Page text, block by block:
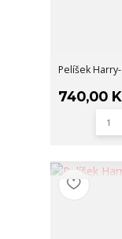
Pelíšek Harry-
740,00